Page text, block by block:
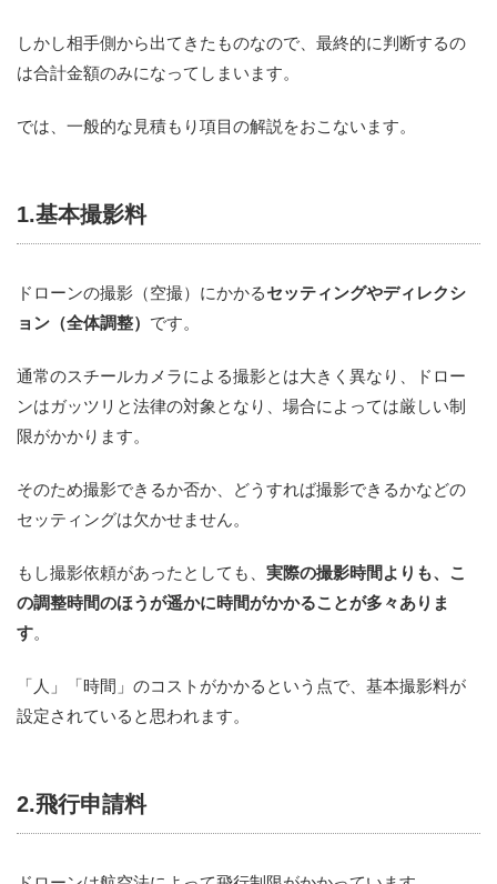
しかし相手側から出てきたものなので、最終的に判断するの
は合計金額のみになってしまいます。
では、一般的な見積もり項目の解説をおこないます。
1.基本撮影料
ドローンの撮影（空撮）にかかるセッティングやディレクシ
ョン（全体調整） です。
通常のスチールカメラによる撮影とは大きく異なり、ドロー
ンはガッツリと法律の対象となり、場合によっては厳しい制
限がかかります。
そのため撮影できるか否か、どうすれば撮影できるかなどの
セッティングは欠かせません。
もし撮影依頼があったとしても、 実際の撮影時間よりも、こ
の調整時間のほうが遥かに時間がかかることが多々ありま
す。
「人」「時間」のコストがかかるという点で、基本撮影料が
設定されていると思われます。
2.飛行申請料